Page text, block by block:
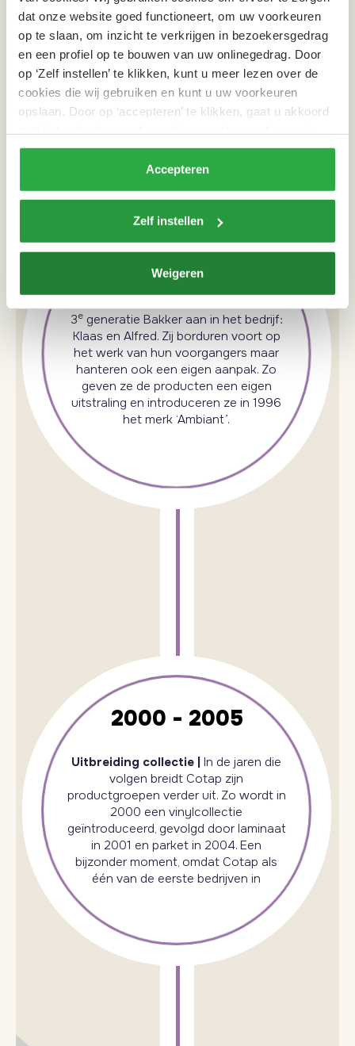
dat onze website goed functioneert, om uw voorkeuren
op te slaan, om inzicht te verkrijgen in bezoekersgedrag
en een profiel op te bouwen van uw onlinegedrag. Door
op ‘Zelf instellen’ te klikken, kunt u meer lezen over de
cookies die wij gebruiken en kunt u uw voorkeuren
opslaan. Door op ‘accepteren’ te klikken, gaat u akkoord
onzeprivacyverklaring.
Accepteren
Zelf instellen
Weigeren